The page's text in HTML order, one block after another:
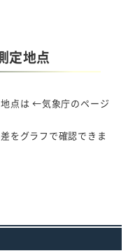
定地点
点は ←気象庁のページ
をグラフで確認できま